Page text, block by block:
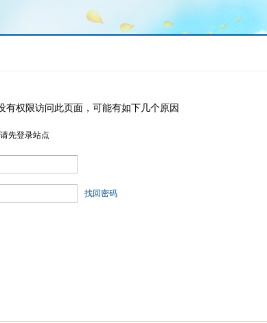
有权限访问此页面，可能有如下几个原因
先登录站点
找回密码